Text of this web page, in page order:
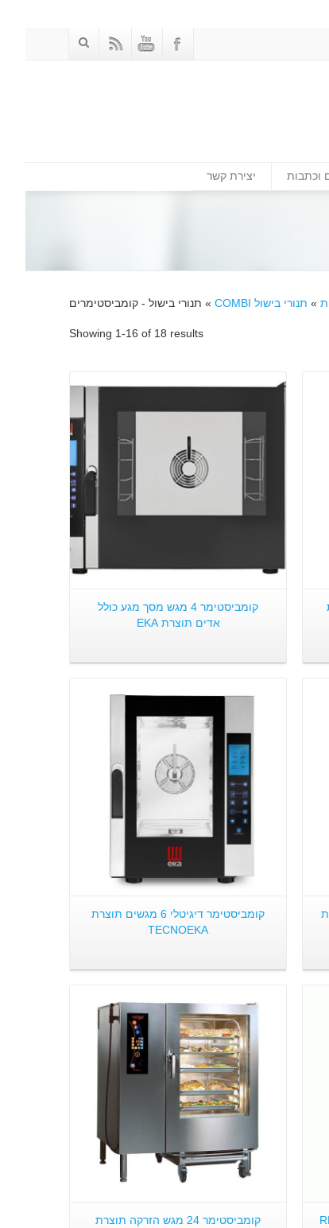
וכתבות יצירת קשר
» תנורי בישול COMBI » תנורי בישול - קומביסטימרים
Showing 1-16 of 18 results
פרטים:
קומביסטימר 4 מגש מסך מגע כולל
אדים תוצרת EKA
פרטים:
קומביסטימר דיגיטלי 6 מגשים תוצרת
TECNOEKA
פרטים:
קומביסטימר 24 מגש הזרקה תוצרת